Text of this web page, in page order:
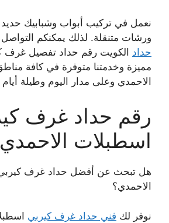
نعمل في تركيب أبواب وشبابيك
ورشات متنقلة. لذلك يمكنكم التواصل
حداد الكويت رقم حداد تفصيل غرف
مميزة وخدمتنا متوفرة في كافة
الاحمدي وعلى مدار اليوم وطيلة أيام
رقم حداد غرف
اسطبلات الاحمدي
هل تبحث عن أفضل حداد غرف
الاحمدي؟
نوفر لك فني حداد غرف كيربي